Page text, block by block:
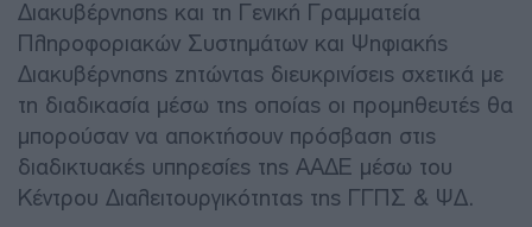
Διακυβέρνησης και τη Γενική Γραμματεία
Πληροφοριακών Συστημάτων και Ψηφιακής
Διακυβέρνησης ζητώντας διευκρινίσεις σχετικά με
τη διαδικασία μέσω της οποίας οι προμηθευτές θα
μπορούσαν να αποκτήσουν πρόσβαση στις
διαδικτυακές υπηρεσίες της ΑΑΔΕ μέσω του
Κέντρου Διαλειτουργικότητας της ΓΓΠΣ & ΨΔ.